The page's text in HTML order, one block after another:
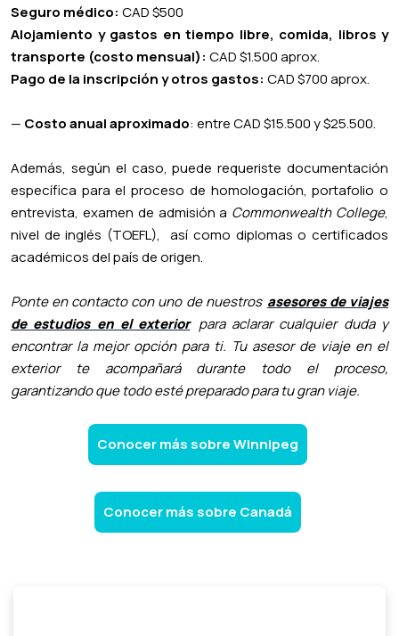
Seguro médico: CAD $500
Alojamiento y gastos en tiempo libre, comida, libros y
transporte (costo mensual): CAD $1.500 aprox.
Pago de la inscripción y otros gastos: CAD $700 aprox.
— Costo anual aproximado: entre CAD $15.500 y $25.500.
Además, según el caso, puede requeriste documentación
específica para el proceso de homologación, portafolio o
entrevista, examen de admisión a Commonwealth College,
nivel de inglés (TOEFL), así como diplomas o certificados
académicos del país de origen.
Ponte en contacto con uno de nuestros asesores de viajes
de estudios en el exterior para aclarar cualquier duda y
encontrar la mejor opción para ti. Tu asesor de viaje en el
exterior te acompañará durante todo el proceso,
garantizando que todo esté preparado para tu gran viaje.
Conocer más sobre Winnipeg
Conocer más sobre Canadá